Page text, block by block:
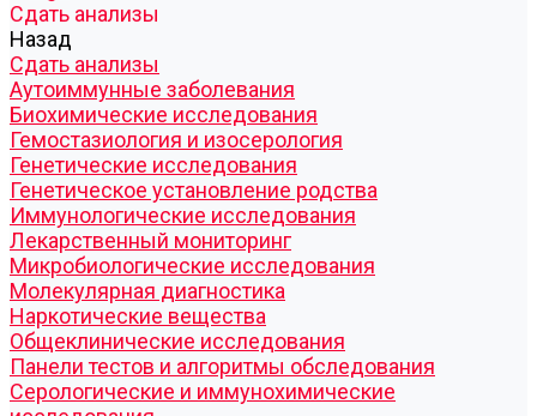
Cдать анализы
Назад
Cдать анализы
Аутоиммунные заболевания
Биохимические исследования
Гемостазиология и изосерология
Генетические исследования
Генетическое установление родства
Иммунологические исследования
Лекарственный мониторинг
Микробиологические исследования
Молекулярная диагностика
Наркотические вещества
Общеклинические исследования
Панели тестов и алгоритмы обследования
Серологические и иммунохимические